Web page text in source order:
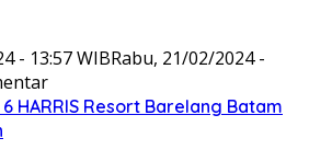
- 13:57 WIBRabu, 21/02/2024 -
HARRIS Resort Barelang Batam